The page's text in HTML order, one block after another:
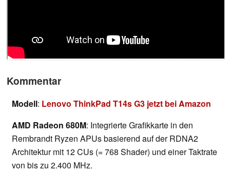
Kommentar
Modell: Lenovo ThinkPad T14s G3 jetzt bei Amazon
AMD Radeon 680M: Integrierte Grafikkarte in den
Rembrandt Ryzen APUs basierend auf der RDNA2
Architektur mit 12 CUs (= 768 Shader) und einer Taktrate
von bis zu 2.400 MHz.